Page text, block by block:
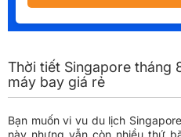
Thời tiết Singapore tháng
máy bay giá rẻ
Bạn muốn vi vu du lịch
này nhưng vẫn còn nhiều thứ